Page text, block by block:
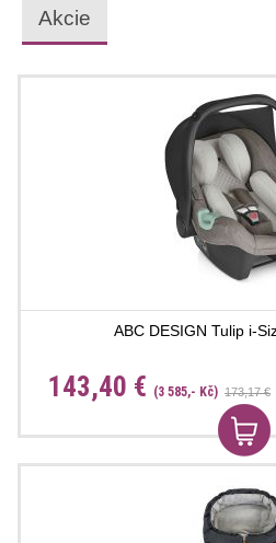
Akcie
ABC DESIGN Tulip i-
143,40 € (3 585,- Kč) 173,17 €